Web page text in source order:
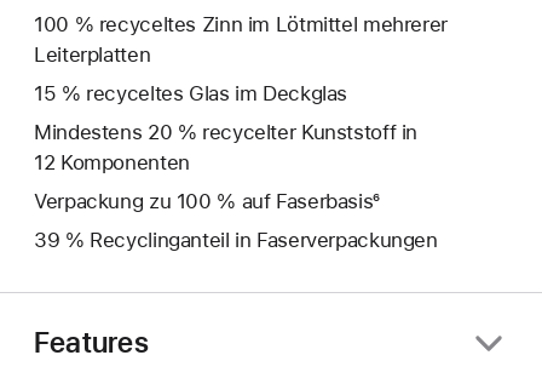
100 % recyceltes Zinn im Lötmittel mehrerer
Leiterplatten
15 % recyceltes Glas im Deckglas
Mindestens 20 % recycelter Kunststoff in
12 Komponenten
Verpackung zu 100 % auf Faserbasis⁶
39 % Recyclinganteil in Faserverpackungen
Features